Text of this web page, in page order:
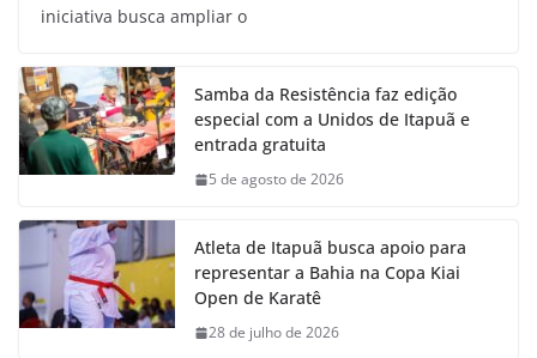
iniciativa busca ampliar o
Samba da Resistência faz edição
especial com a Unidos de Itapuã e
entrada gratuita
5 de agosto de 2026
Atleta de Itapuã busca apoio para
representar a Bahia na Copa Kiai
Open de Karatê
28 de julho de 2026